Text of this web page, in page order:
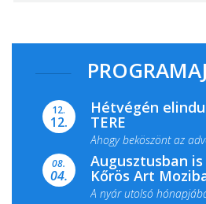
12.
12.
Hétvégén
TERE
Ahogy beköszönt az
ismét megtelik ünnepi
08.
04.
Augusztusban
Kőrös Art
A nyár utolsó